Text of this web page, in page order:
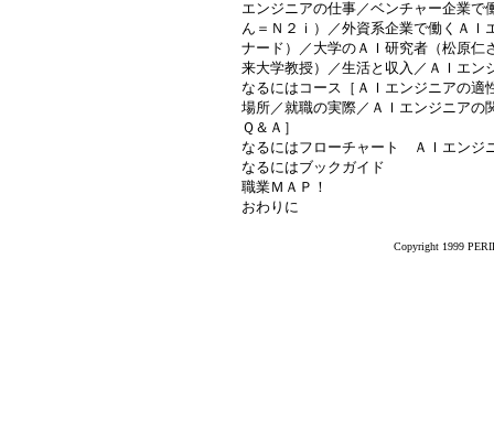
エンジニアの仕事／ベンチャー企業で
ん＝Ｎ２ｉ）／外資系企業で働くＡＩ
ナード）／大学のＡＩ研究者（松原仁
来大学教授）／生活と収入／ＡＩエン
なるにはコース［ＡＩエンジニアの適
場所／就職の実際／ＡＩエンジニアの
Ｑ＆Ａ］
なるにはフローチャート ＡＩエンジ
なるにはブックガイド
職業ＭＡＰ！
おわりに
Copyright 1999